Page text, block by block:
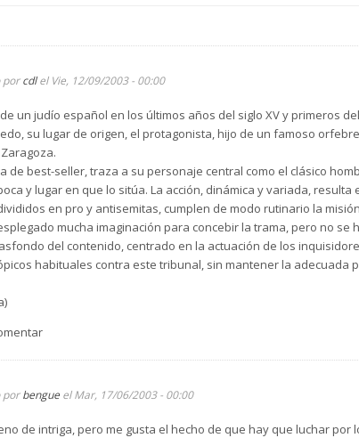
porcdlel Vie, 12/09/2003 - 00:00
un judío español en los últimos años del siglo XV y primeros
su lugar de origen, el protagonista, hijo de un famoso
de best-seller, traza a su personaje central como el clásico
y lugar en que lo sitúa. La acción, dinámica y variada,
en pro y antisemitas, cumplen de modo rutinario la
mucha imaginación para concebir la trama, pero no
del contenido, centrado en la actuación de los
habituales contra este tribunal, sin mantener la adecuada
porbengue el Mar, 17/06/2003 - 00:00
de intriga, pero me gusta el hecho de que hay que luchar